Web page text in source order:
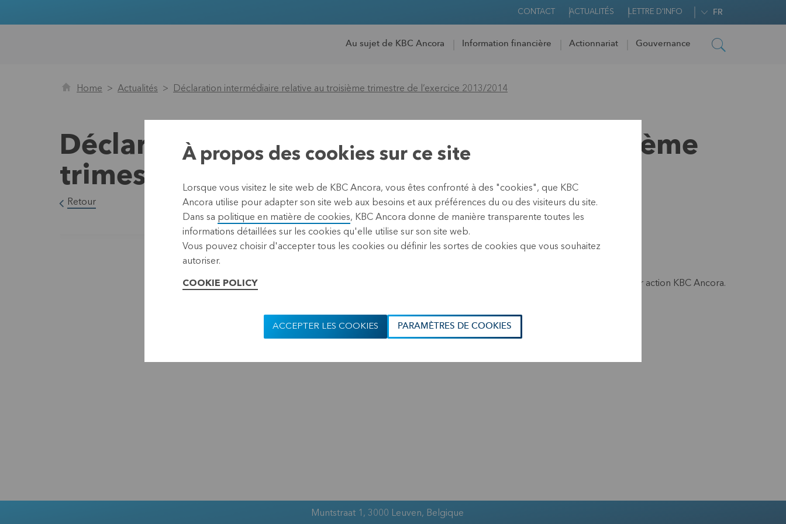
CONTACT ACTUALITÉS LETTRE D'INFO FR
Au sujet de KBC Ancora Information financière Actionnariat Gouvernance
Home Actualités Déclaration intermédiaire relative au troisième trimestre de l’exercice 2013/2014
Déclaration intermédiaire relative au troisième
trimestre de l’exercice 2013/2014
Retour
02 mai 2014
Fin mars 2014, la dette nette s’établissait à 5,08 euros par action KBC Ancora.
Muntstraat 1, 3000 Leuven, Belgique
À propos des cookies sur ce site
Lorsque vous visitez le site web de KBC Ancora, vous êtes confronté à des "cookies", que KBC
Ancora utilise pour adapter son site web aux besoins et aux préférences du ou des visiteurs du site.
Dans sa politique en matière de cookies, KBC Ancora donne de manière transparente toutes les
informations détaillées sur les cookies qu'elle utilise sur son site web.
Vous pouvez choisir d'accepter tous les cookies ou définir les sortes de cookies que vous souhaitez
autoriser.
COOKIE POLICY
ACCEPTER LES COOKIES PARAMÈTRES DE COOKIES